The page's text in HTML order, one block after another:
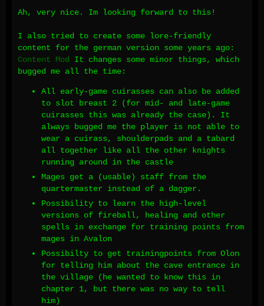
Ah, very nice. Im looking forward to this!
I also tried to create some lore-friendly
content for the german version some years ago:
Content Mod
It changes some minor things, which
bugged me all the time:
All early-game cuirasses can also be added
to slot breast 2 (for mid- and late-game
cuirasses this was already the case). It
always bugged me the player is not able to
wear a cuirass, shoulderpads and a tabard
all together like all the other knights
running around in the castle
Mages get a (usable) staff from the
quartermaster instead of a dagger.
Possibility to learn the high-level
versions of fireball, healing and other
spells in exchange for training points from
mages in Avalon
Possibilty to get trainingpoints from Olon
for telling him about the cave entrance in
the village (he wanted to know this in
chapter 1, but there was no way to tell
him)